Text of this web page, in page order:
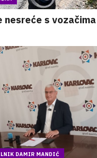
nesreće s
DAMIR MANDIĆ